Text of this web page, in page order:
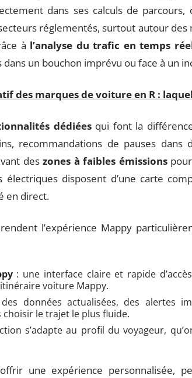
dans ses calculs de parcours,
réglementés, surtout autour des
à l’analyse du trafic en temps
un bouchon imprévu ou face à un
des marques de voiture en R :
dédiéesqui font la
recommandations de pauses dans
deszones à faibles émissionspour
disposent d’une carte
en direct.
l’expérience Mappy
: une interface claire et rapide
voiture Mappy.
données actualisées, des alertes
le trajet le plus fluide.
s’adapte au profil du voyageur,
une expérience personnalisée,